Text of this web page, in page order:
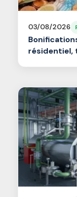
03/08/2026
résidentiel,